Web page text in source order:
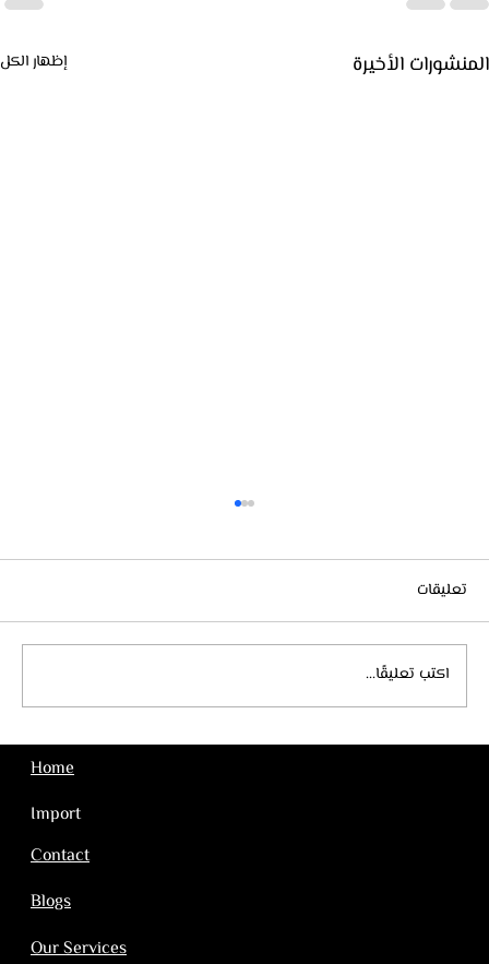
المنشورات الأخيرة إظهار الكل
طرق الشحن الدولي
تعليقات
اكتب تعليقًا...
Home
Import
Contact
Blogs
Our Services